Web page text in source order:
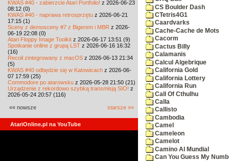
KWAS #40 - zabierzcie Atari Portfolio! z 2026-06-23
08:12 (0)
KWAS #40 - naprawa retrosprzętu z 2026-06-21
17:15 (1)
Sceny z demosceny #7 z Bigerem i MBR z 2026-
06-19 22:08 (0)
Atari Floppy Image Toolkit z 2026-06-17 13:51 (9)
Spotkanie online z grupą LST z 2026-06-16 16:32
(16)
Recoil zintegrowany z macOS z 2026-06-13 21:34
(5)
KWAS #40 odbędzie się w Katowicach z 2026-06-
07 17:59 (25)
Commodore po atarowsku z 2026-05-28 21:50 (21)
Urządzenie z rekordowo szybką transmisją SIO! z
2026-05-24 20:57 (116)
«« nowsze starsze »»
AtariOnline.pl na YouTube
CS Boulder Dash
CTetris4G1
Caardvarks
Cache-Cache de Mots
Cacorm
Cactus Billy
Calamanis
Calcul Algebrique
California Gold
California Lottery
California Run
Call Of Cthulhu
Calla
Callisto
Cambodia
Camel
Cameleon
Camelot
Camino Al Mundial
Can You Guess My